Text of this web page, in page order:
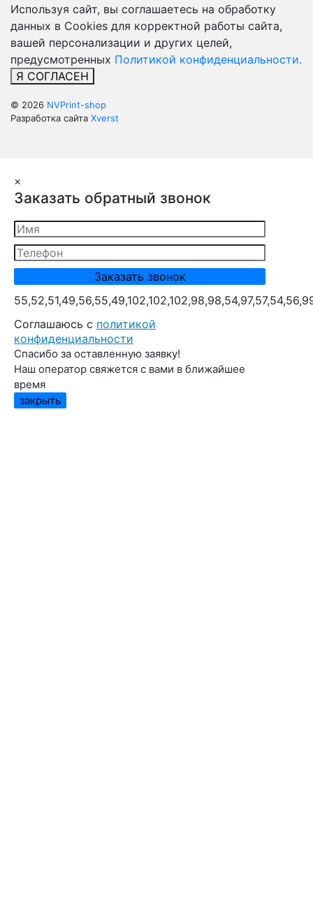
Используя сайт, вы соглашаетесь на обработку
данных в Cookies для корректной работы сайта,
вашей персонализации и других целей,
предусмотренных Политикой конфиденциальности.
Я СОГЛАСЕН
© 2026 NVPrint-shop
Разработка сайта Xverst
×
Заказать обратный звонок
Cоглашаюсь с политикой
конфиденциальности
Спасибо за оставленную заявку!
Наш оператор свяжется с вами в ближайшее
время
закрыть